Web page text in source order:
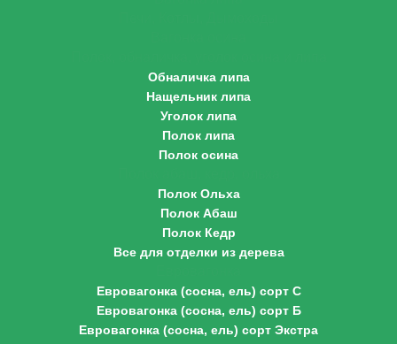
Обналичка липа
Нащельник липа
Уголок липа
Полок липа
Полок осина
Полок Ольха
Полок Абаш
Полок Кедр
Все для отделки из дерева
Евровагонка (сосна, ель) сорт С
Евровагонка (сосна, ель) сорт Б
Евровагонка (сосна, ель) сорт Экстра